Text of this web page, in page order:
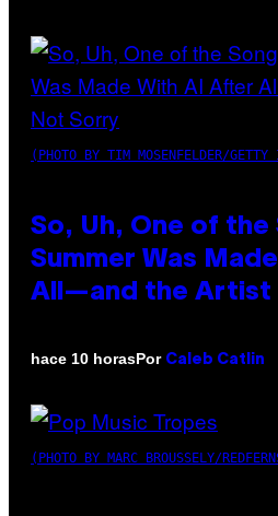
(PHOTO BY TIM MOSENFELDER/GETTY
So, Uh, One of
Summer Was
All—and the Artist
hace 10 horasPor Caleb Catlin
(PHOTO BY MARC BROUSSELY/